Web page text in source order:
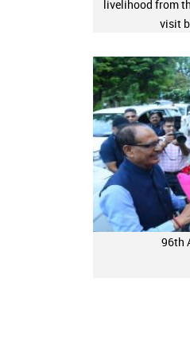
livelihood from
visit
96th